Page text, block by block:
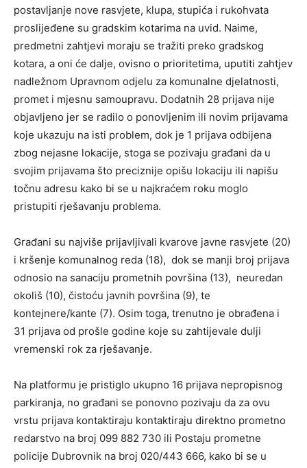
postavljanje nove rasvjete, klupa, stupića i rukohvata
proslijeđene su gradskim kotarima na uvid. Naime,
predmetni zahtjevi moraju se tražiti preko gradskog
kotara, a oni će dalje, ovisno o prioritetima, uputiti zahtjev
nadležnom Upravnom odjelu za komunalne djelatnosti,
promet i mjesnu samoupravu. Dodatnih 28 prijava nije
objavljeno jer se radilo o ponovljenim ili novim prijavama
koje ukazuju na isti problem, dok je 1 prijava odbijena
zbog nejasne lokacije, stoga se pozivaju građani da u
svojim prijavama što preciznije opišu lokaciju ili napišu
točnu adresu kako bi se u najkraćem roku moglo
pristupiti rješavanju problema.
Građani su najviše prijavljivali kvarove javne rasvjete (20)
i kršenje komunalnog reda (18), dok se manji broj prijava
odnosio na sanaciju prometnih površina (13), neuredan
okoliš (10), čistoću javnih površina (9), te
kontejnere/kante (7). Osim toga, trenutno je obrađena i
31 prijava od prošle godine koje su zahtijevale dulji
vremenski rok za rješavanje.
Na platformu je pristiglo ukupno 16 prijava nepropisnog
parkiranja, no građani se ponovno pozivaju da za ovu
vrstu prijava kontaktiraju kontaktiraju direktno prometno
redarstvo na broj 099 882 730 ili Postaju prometne
policije Dubrovnik na broj 020/443 666, kako bi se u